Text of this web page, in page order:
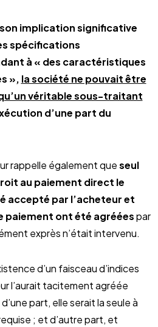
son implication significative
spécifications
à « des caractéristiques
», la société ne pouvait être
véritable sous-traitant
d’une part du
rappelle également queseul
au paiement direct le
accepté par l’acheteur et
paiement ont été agrééespar
exprès n’était intervenu.
d’un faisceau d’indices
l’aurait tacitement agréée
part, elle serait la seule à
; et d’autre part, et